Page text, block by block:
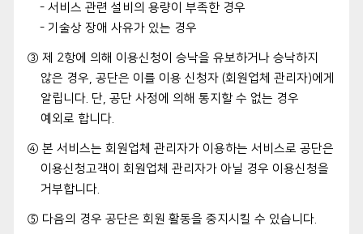
- 서비스 관련 설비의 용량이 부족한 경우
- 기술상 장애 사유가 있는 경우
③ 제 2항에 의해 이용신청이 승낙을 유보하거나 승낙하지
않은 경우, 공단은 이를 이용 신청자 (회원업체 관리자)에게
알립니다. 단, 공단 사정에 의해 통지할 수 없는 경우
예외로 합니다.
④ 본 서비스는 회원업체 관리자가 이용하는 서비스로 공단은
이용신청고객이 회원업체 관리자가 아닐 경우 이용신청을
거부합니다.
⑤ 다음의 경우 공단은 회원 활동을 중지시킬 수 있습니다.